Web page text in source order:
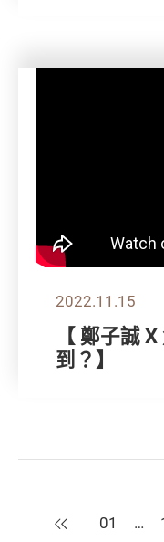
2022.11.15
【 鄭子誠
到？】
上一頁
01 …